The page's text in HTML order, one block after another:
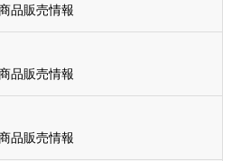
品販売情報
品販売情報
品販売情報